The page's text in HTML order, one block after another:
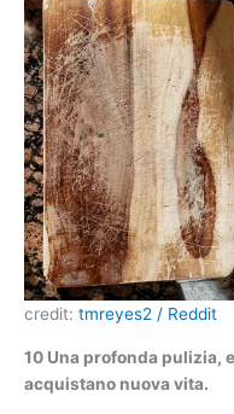
credit: tmreyes2 / Reddit
10 Una profonda pulizia,
acquistano nuova vita.